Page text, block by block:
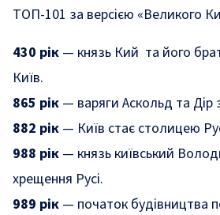
ТОП-101 за версією «Великого
430 рік — князь Кий та його
Київ.
865 рік — варяги Аскольд та Дір
882 рік — Київ стає столицею
988 рік — князь київський
хрещення Русі.
989 рік — початок будівництва